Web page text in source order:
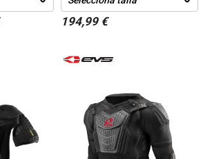
194,99 €